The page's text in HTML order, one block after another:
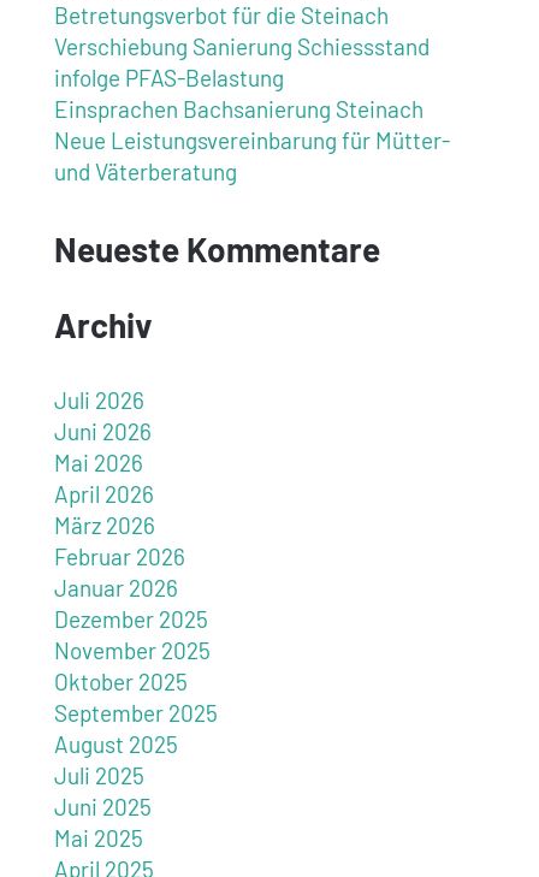
Betretungsverbot für die Steinach
Verschiebung Sanierung Schiessstand
infolge PFAS-Belastung
Einsprachen Bachsanierung Steinach
Neue Leistungsvereinbarung für Mütter-
und Väterberatung
Neueste Kommentare
Archiv
Juli 2026
Juni 2026
Mai 2026
April 2026
März 2026
Februar 2026
Januar 2026
Dezember 2025
November 2025
Oktober 2025
September 2025
August 2025
Juli 2025
Juni 2025
Mai 2025
April 2025